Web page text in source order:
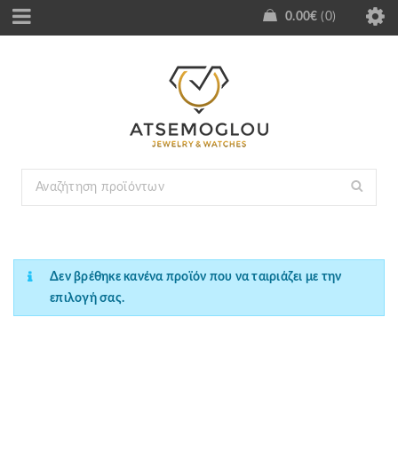
0.00€ 0
Δεν βρέθηκε κανένα προϊόν που να ταιριάζει με την
επιλογή σας.